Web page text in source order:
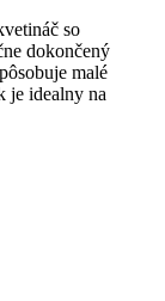
so
dokončený
malé
je idealny na